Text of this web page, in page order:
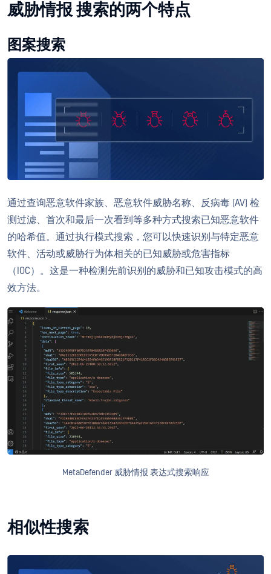
威胁情报 搜索的两个特点
图案搜索
通过查询恶意软件家族、恶意软件威胁名称、反病毒 (AV) 检
测过滤、首次和最后一次看到等多种方式搜索已知恶意软件
的哈希值。通过执行模式搜索，您可以快速识别与特定恶意
软件、活动或威胁行为体相关的已知威胁或危害指标
（IOC）。这是一种检测先前识别的威胁和已知攻击模式的高
效方法。
MetaDefender 威胁情报 表达式搜索响应
相似性搜索